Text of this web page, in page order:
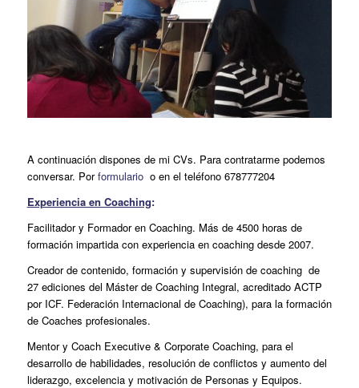
A continuación dispones de mi CVs. Para contratarme podemos
conversar. Porformulario o en el teléfono 678777204
Experiencia en Coaching:
Facilitador y Formador en Coaching. Más de 4500 horas de
formación impartida con experiencia en coaching desde 2007.
Creador de contenido, formación y supervisión de coaching de
27 ediciones del Máster de Coaching Integral, acreditado ACTP
por ICF. Federación Internacional de Coaching), para la formación
de Coaches profesionales.
Mentor y Coach Executive & Corporate Coaching, para el
desarrollo de habilidades, resolución de conflictos y aumento del
liderazgo, excelencia y motivación de Personas y Equipos.